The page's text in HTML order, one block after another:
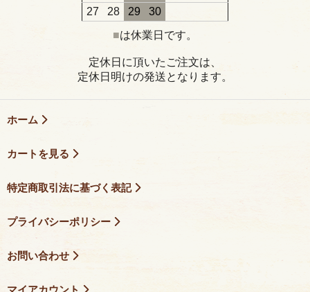
27
28 29
30
■は休業日です。
定休日に頂いたご注文は、
定休日明けの発送となります。
ホーム
カートを見る
特定商取引法に基づく表記
プライバシーポリシー
お問い合わせ